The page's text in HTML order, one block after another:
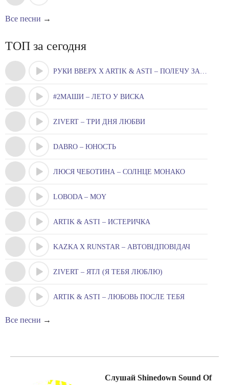
Все песни →
ТОП за сегодня
РУКИ ВВЕРХ X ARTIK & ASTI – ПОЛЕЧУ ЗА ТОБОЮ
#2МАШИ – ЛЕТО У ВИСКА
ZIVERT – ТРИ ДНЯ ЛЮБВИ
DABRO – ЮНОСТЬ
ЛЮСЯ ЧЕБОТИНА – СОЛНЦЕ МОНАКО
LOBODA – MOY
ARTIK & ASTI – ИСТЕРИЧКА
KAZKA X RUNSTAR – АВТОВІДПОВІДАЧ
ZIVERT – ЯТЛ (Я ТЕБЯ ЛЮБЛЮ)
ARTIK & ASTI – ЛЮБОВЬ ПОСЛЕ ТЕБЯ
Все песни →
Слушай Shinedown Sound Of